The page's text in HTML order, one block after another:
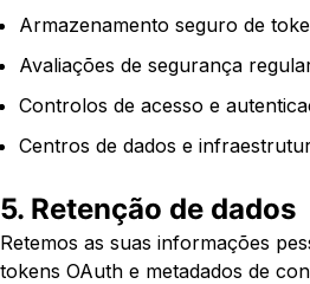
Armazenamento seguro de
Avaliações de segurança
Controlos de acesso e
Centros de dados e
5. Retenção de dados
Retemos as suas informações
tokens OAuth e metadados de